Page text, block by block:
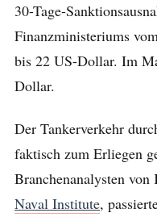
30-Tage-
Finanzministeriums
bis 22 US-Dollar. Im
Dollar.
Der Tankerverkehr
faktisch zum Erliegen
Branchenanalysten von
Naval Institute,